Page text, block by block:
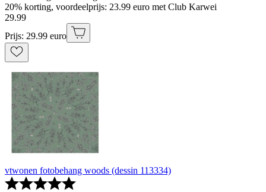
20% korting, voordeelprijs: 23.99 euro met Club Karwei
29.99
Prijs: 29.99 euro
vtwonen fotobehang woods (dessin 113334)